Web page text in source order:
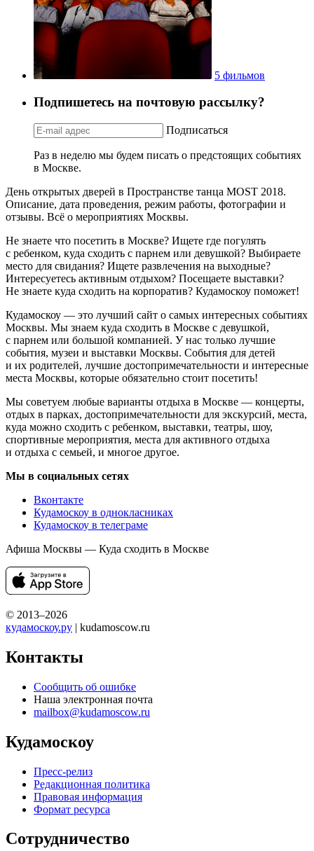
5 фильмов
Подпишетесь на почтовую рассылку?
Подписаться
Раз в неделю мы будем писать о предстоящих событиях
в Москве.
День открытых дверей в Пространстве танца MOST 2018.
Описание, дата проведения, режим работы, фотографии и
отзывы. Всё о мероприятиях Москвы.
Не знаете что посетить в Москве? Ищете где погулять
с ребенком, куда сходить с парнем или девушкой? Выбираете
место для свидания? Ищете развлечения на выходные?
Интересуетесь активным отдыхом? Посещаете выставки?
Не знаете куда сходить на корпоратив? Кудамоскоу поможет!
Кудамоскоу — это лучший сайт о самых интересных событиях
Москвы. Мы знаем куда сходить в Москве с девушкой,
с парнем или большой компанией. У нас только лучшие
события, музеи и выставки Москвы. События для детей
и их родителей, лучшие достопримечательности и интересные
места Москвы, которые обязательно стоит посетить!
Мы советуем любые варианты отдыха в Москве — концерты,
отдых в парках, достопримечательности для экскурсий, места,
куда можно сходить с ребенком, выставки, театры, шоу,
спортивные мероприятия, места для активного отдыха
и отдыха с семьей, и многое другое.
Мы в социальных сетях
Вконтакте
Кудамоскоу в однокласниках
Кудамоскоу в телеграме
Афиша Москвы — Куда сходить в Москве
© 2013–2026
кудамоскоу.ру | kudamoscow.ru
Контакты
Сообщить об ошибке
Наша электронная почта
mailbox@kudamoscow.ru
Кудамоскоу
Пресс-релиз
Редакционная политика
Правовая информация
Формат ресурса
Сотрудничество